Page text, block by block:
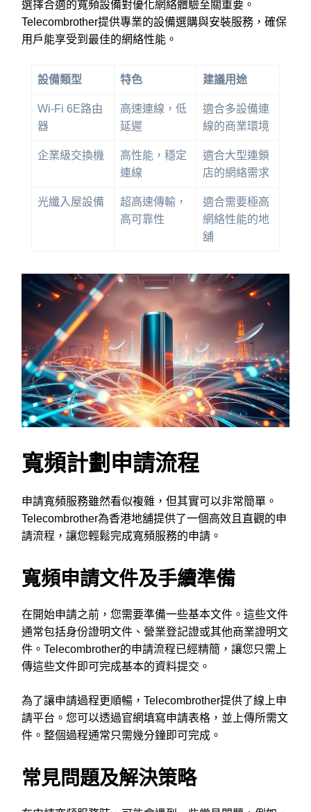
選擇合適的寬頻設備對優化網絡體驗至關重要。
Telecombrother提供專業的設備選購與安裝服務，確保
用戶能享受到最佳的網絡性能。
設備類型 特色 建議用途
Wi-Fi 6E路由
器
高速連線，低
延遲
適合多設備連
線的商業環境
企業級交換機
高性能，穩定
連線
適合大型連鎖
店的網絡需求
光纖入屋設備
超高速傳輸，
高可靠性
適合需要極高
網絡性能的地
舖
寬頻計劃申請流程
申請寬頻服務雖然看似複雜，但其實可以非常簡單。
Telecombrother為香港地舖提供了一個高效且直觀的申
請流程，讓您輕鬆完成寬頻服務的申請。
寬頻申請文件及手續準備
在開始申請之前，您需要準備一些基本文件。這些文件
通常包括身份證明文件、營業登記證或其他商業證明文
件。Telecombrother的申請流程已經精簡，讓您只需上
傳這些文件即可完成基本的資料提交。
為了讓申請過程更順暢，Telecombrother提供了線上申
請平台。您可以透過官網填寫申請表格，並上傳所需文
件。整個過程通常只需幾分鐘即可完成。
常見問題及解決策略